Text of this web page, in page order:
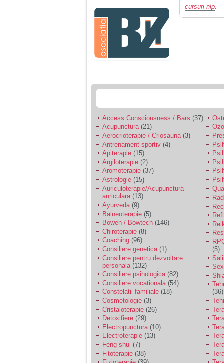
agresiva, orice
greseala era taxata cu
o palma sau pedepse.
De 4 ani am o relatie
serioasa cu un barbat
sa se manifeste o
Ma aflu aici pentru ca
vreau sa stiu daca am
nevoie de un psiholog
sau psihiatru.
Sunt casatorita, am
31 de ani si un copil in
varsta de 2 ani care
mi-e lumina ochilor.
De ceva timp simt ca
mi s-a adunat
oboseala, o oboseala
cronica de care nu pot
scapa si simt ca din
cauza ei nu pot
controla nervii si
cateodata are copilul
de suferit.
Am o bariera peste
care nu pot trece:
prietena mea a ramas
insarcinata cu o fata.
Am fost de comun
acord sa facem un
copil, cu gandul ca e
baiat.
cursuri nlp.
Access Consciousness / Bars (37)
Acupunctura(21)
Aerocrioterapie / Criosauna (3)
Antrenament sportiv (4)
Apiterapie (15)
Argiloterapie (2)
Aromoterapie (37)
Astrologie (15)
Auriculoterapie/Acupunctura
auriculara(13)
Ayurveda(9)
Balneoterapie (5)
Bowen / Bowtech (146)
Chiroterapie (8)
Coaching (96)
Consiliere genetica(1)
Consiliere pentru dezvoltare
personala (132)
Consiliere psihologica(82)
Consiliere vocationala (54)
Constelatii familiale (18)
Cosmetologie (3)
Cristaloterapie (26)
Detoxifiere (29)
Electropunctura (10)
Electroterapie (13)
Feng shui (7)
Fitoterapie (38)
(5)
(36)